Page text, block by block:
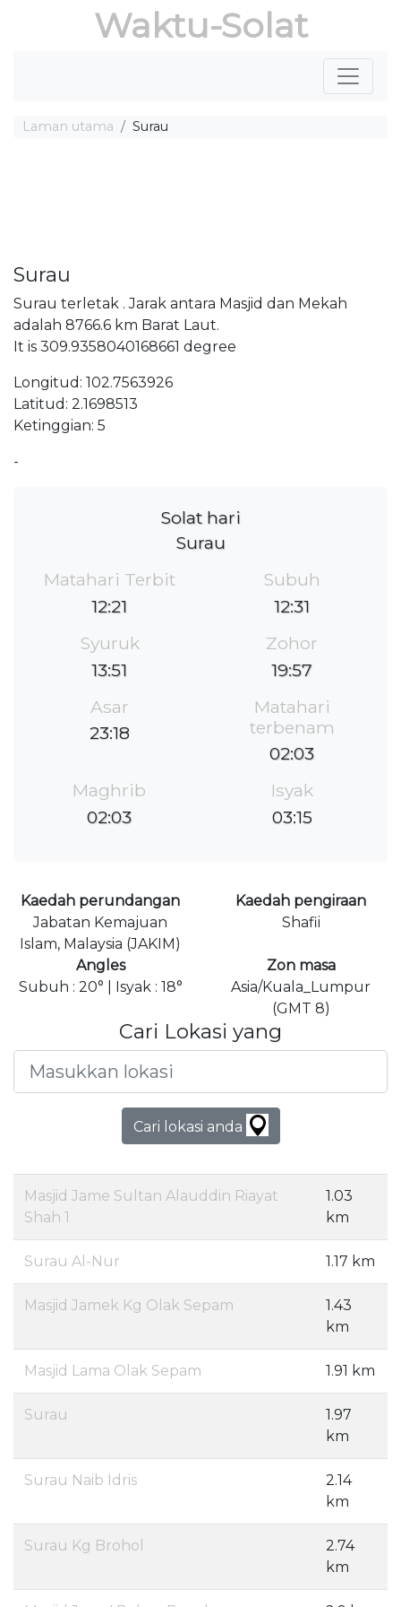
Waktu-Solat
Laman utama Surau
Surau
Surau terletak . Jarak antara Masjid dan Mekah
adalah 8766.6 km Barat Laut.
It is 309.9358040168661 degree
Longitud: 102.7563926
Latitud: 2.1698513
Ketinggian: 5
-
Solat hari
Surau
Matahari Terbit
12:21
Subuh
12:31
Syuruk
13:51
Zohor
19:57
Asar
23:18
Matahari
terbenam
02:03
Maghrib
02:03
Isyak
03:15
Kaedah perundangan
Jabatan Kemajuan
Islam, Malaysia (JAKIM)
Kaedah pengiraan
Shafii
Angles
Subuh : 20° | Isyak : 18°
Zon masa
Asia/Kuala_Lumpur
(GMT 8)
Cari Lokasi yang
Cari lokasi anda
Masjid Jame Sultan Alauddin Riayat
Shah 1
1.03
km
Surau Al-Nur 1.17 km
Masjid Jamek Kg Olak Sepam
1.43
km
Masjid Lama Olak Sepam 1.91 km
Surau
1.97
km
Surau Naib Idris
2.14
km
Surau Kg Brohol
2.74
km